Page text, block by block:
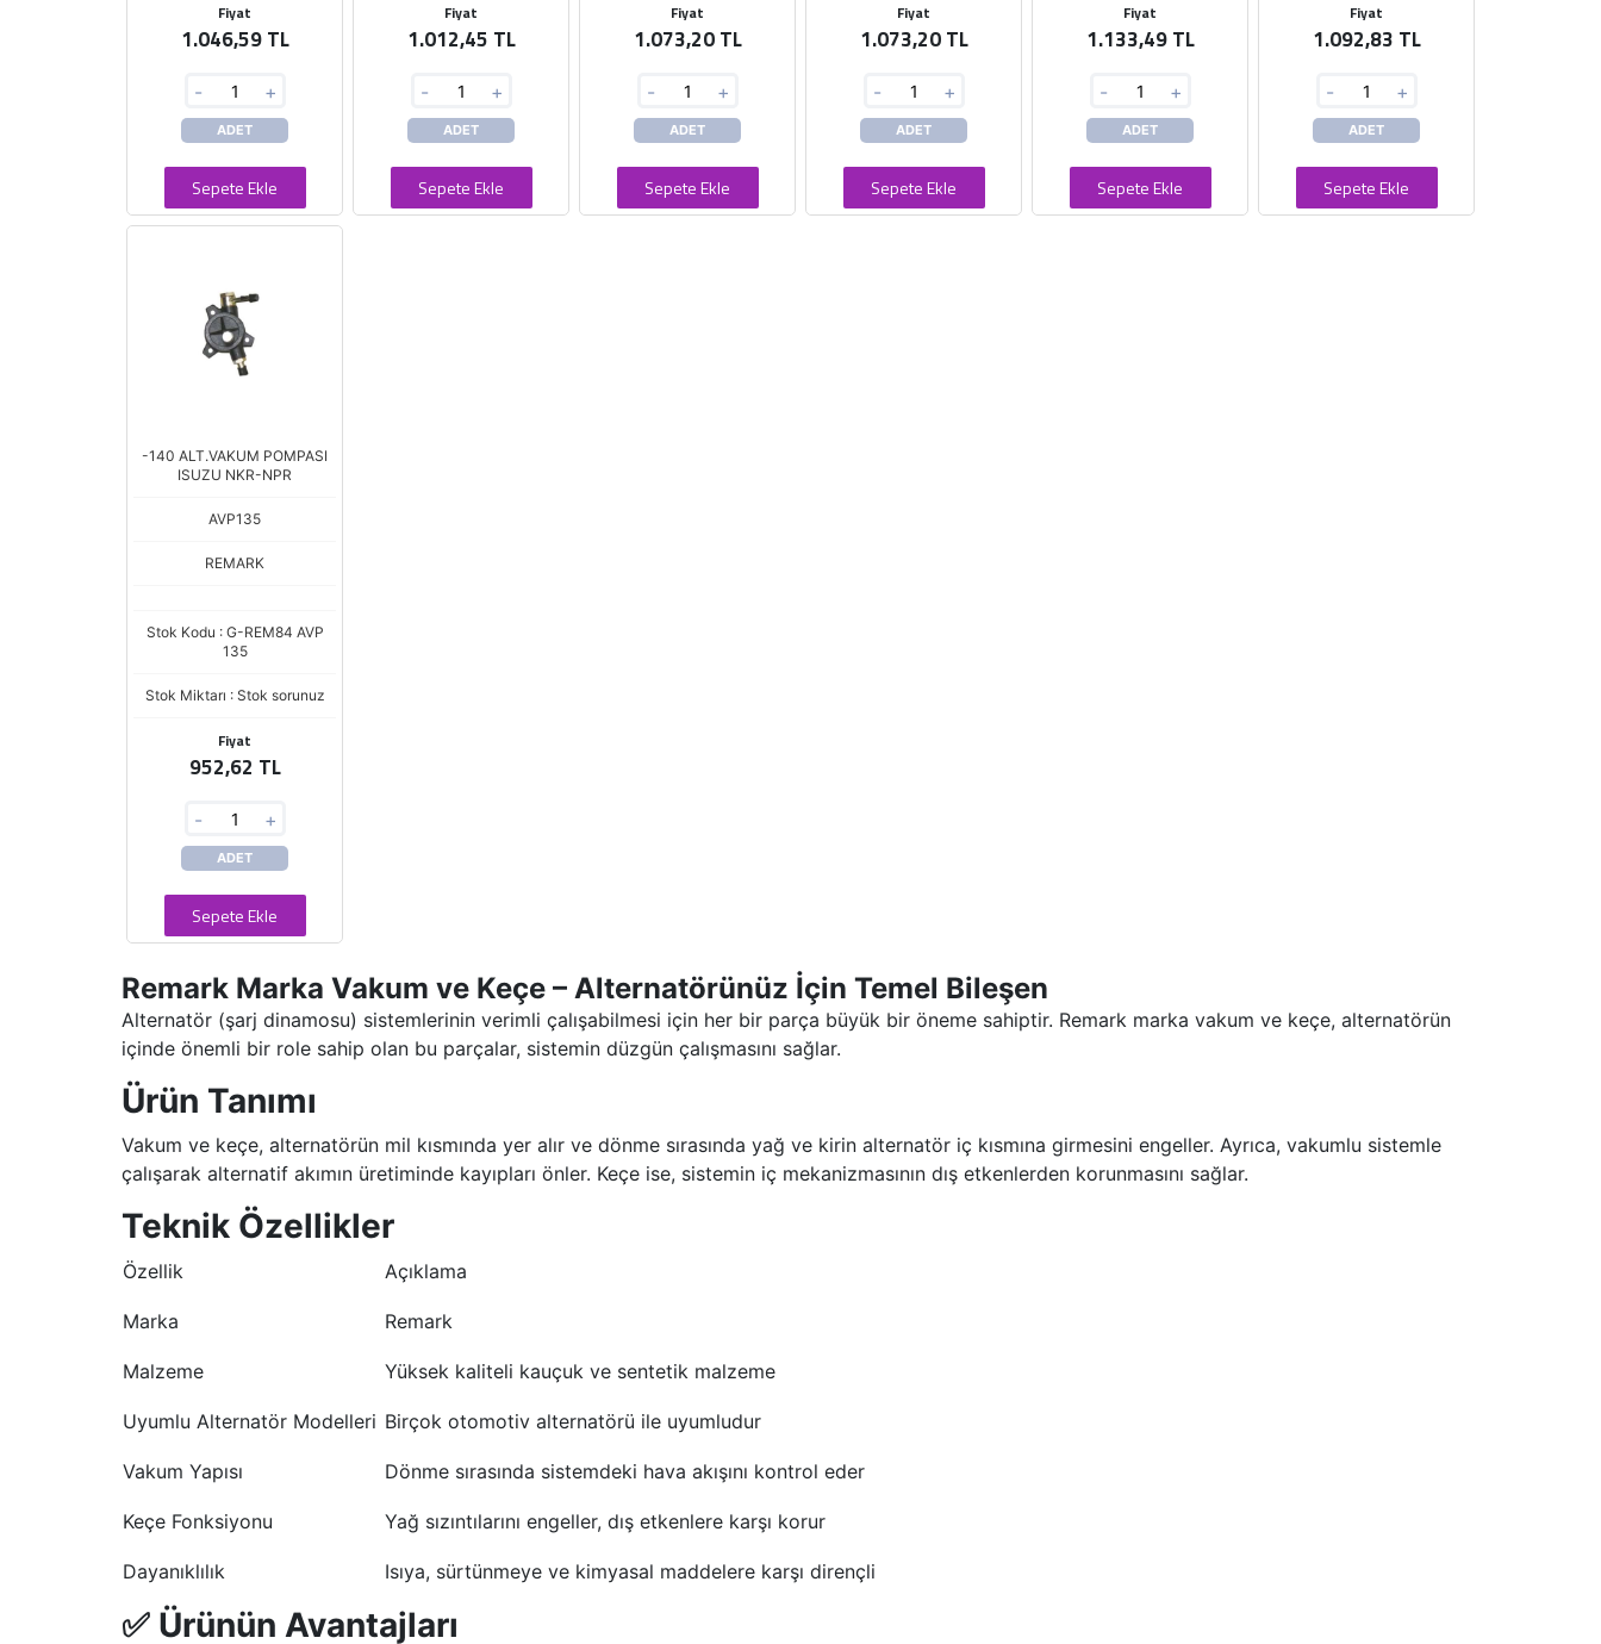
Fiyat
1.046,59 TL
- +
ADET
Sepete Ekle
Fiyat
1.012,45 TL
- +
ADET
Sepete Ekle
Fiyat
1.073,20 TL
- +
ADET
Sepete Ekle
Fiyat
1.073,20 TL
- +
ADET
Sepete Ekle
Fiyat
1.133,49 TL
- +
ADET
Sepete Ekle
Fiyat
1.092,83 TL
- +
ADET
Sepete Ekle
-140 ALT.VAKUM POMPASI
ISUZU NKR-NPR
AVP135
REMARK
Stok Kodu : G-REM84 AVP
135
Stok Miktarı : Stok sorunuz
Fiyat
952,62 TL
- +
ADET
Sepete Ekle
Remark Marka Vakum ve Keçe – Alternatörünüz İçin Temel Bileşen
Alternatör (şarj dinamosu) sistemlerinin verimli çalışabilmesi için her bir parça büyük bir öneme sahiptir. Remark marka vakum ve keçe, alternatörün
içinde önemli bir role sahip olan bu parçalar, sistemin düzgün çalışmasını sağlar.
Ürün Tanımı
Vakum ve keçe, alternatörün mil kısmında yer alır ve dönme sırasında yağ ve kirin alternatör iç kısmına girmesini engeller. Ayrıca, vakumlu sistemle
çalışarak alternatif akımın üretiminde kayıpları önler. Keçe ise, sistemin iç mekanizmasının dış etkenlerden korunmasını sağlar.
Teknik Özellikler
Özellik Açıklama
Marka Remark
Malzeme Yüksek kaliteli kauçuk ve sentetik malzeme
Uyumlu Alternatör Modelleri Birçok otomotiv alternatörü ile uyumludur
Vakum Yapısı Dönme sırasında sistemdeki hava akışını kontrol eder
Keçe Fonksiyonu Yağ sızıntılarını engeller, dış etkenlere karşı korur
Dayanıklılık Isıya, sürtünmeye ve kimyasal maddelere karşı dirençli
✅ Ürünün Avantajları